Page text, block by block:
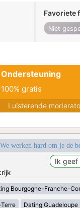
Favoriete
Niet
Ondersteuning
100% gratis
Luisterende
We werken hard om je de
Bourgogne-Franche-
Dating Guadeloupe